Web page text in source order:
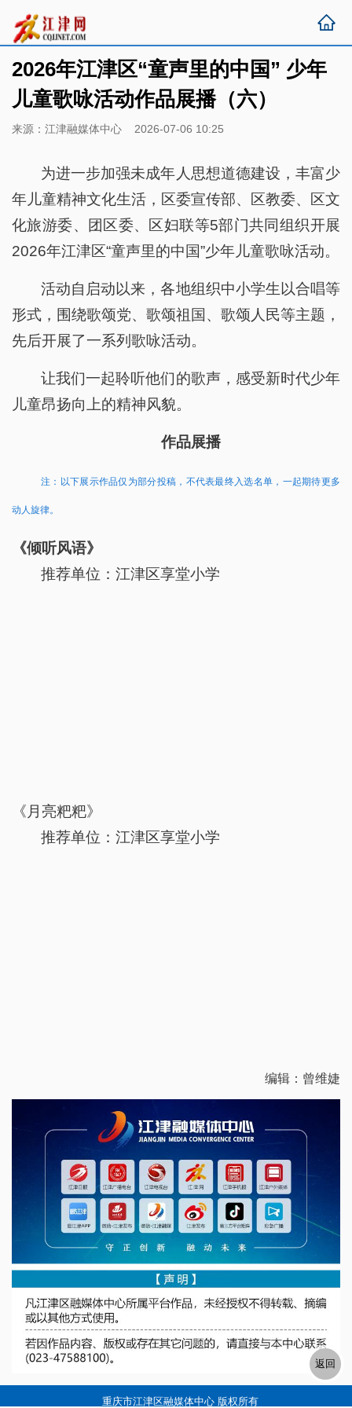
2026年江津区“童声里的中国” 少年
儿童歌咏活动作品展播（六）
来源：江津融媒体中心 2026-07-06 10:25
为进一步加强未成年人思想道德建设，丰富少
年儿童精神文化生活，区委宣传部、区教委、区文
化旅游委、团区委、区妇联等5部门共同组织开展
2026年江津区“童声里的中国”少年儿童歌咏活动。
活动自启动以来，各地组织中小学生以合唱等
形式，围绕歌颂党、歌颂祖国、歌颂人民等主题，
先后开展了一系列歌咏活动。
让我们一起聆听他们的歌声，感受新时代少年
儿童昂扬向上的精神风貌。
作品展播
注：以下展示作品仅为部分投稿，不代表最终入选名单，一起期待更多
动人旋律。
《倾听风语》
推荐单位：江津区享堂小学
《月亮粑粑》
推荐单位：江津区享堂小学
编辑：曾维婕
重庆市江津区融媒体中心 版权所有